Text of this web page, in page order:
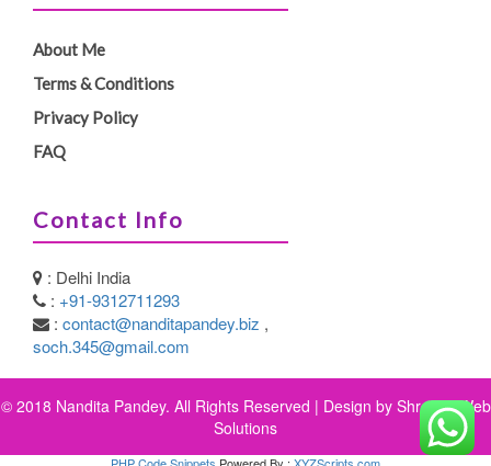
About Me
Terms & Conditions
Privacy Policy
FAQ
Contact Info
: Delhi India
: +91-9312711293
: contact@nanditapandey.biz ,
soch.345@gmail.com
© 2018 Nandita Pandey. All Rights Reserved | Design by Shreeya Web
Solutions